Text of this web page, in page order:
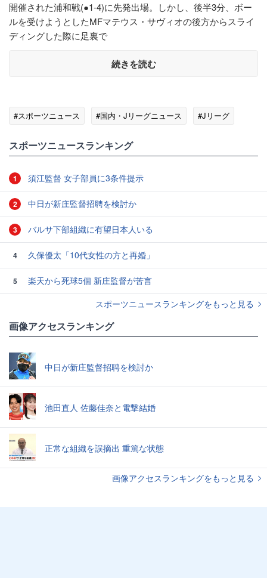
開催された浦和戦(●1-4)に先発出場。しかし、後半3分、ボー
ルを受けようとしたMFマテウス・サヴィオの後方からスライ
ディングした際に足裏で
続きを読む
#スポーツニュース #国内・Jリーグニュース #Jリーグ
スポーツニュースランキング
1 須江監督 女子部員に3条件提示
2 中日が新庄監督招聘を検討か
3 バルサ下部組織に有望日本人いる
4 久保優太「10代女性の方と再婚」
5
楽天から死球5個 新庄監督が苦言
スポーツニュースランキングをもっと見る
画像アクセスランキング
中日が新庄監督招聘を検討か
池田直人 佐藤佳奈と電撃結婚
正常な組織を誤摘出 重篤な状態
画像アクセスランキングをもっと見る